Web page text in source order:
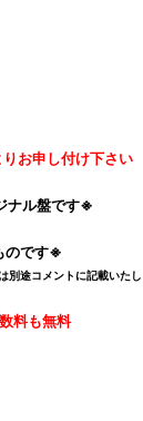
お申し付け下さい
ナル盤です※
のです※
別途コメントに記載いた
料も無料